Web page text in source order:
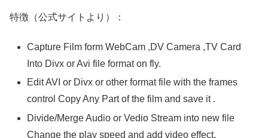
特徴（公式サイトより）：
Capture Film form WebCam ,DV Camera ,TV Card
Into Divx or Avi file format on fly.
Edit AVI or Divx or other format file with the frames
control Copy Any Part of the film and save it .
Divide/Merge Audio or Vedio Stream into new file
Change the play speed and add video effect.